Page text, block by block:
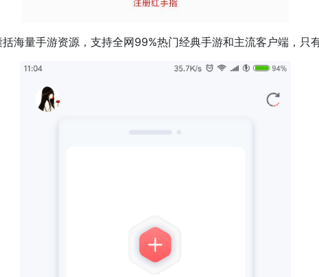
括海量手游资源，支持全网99%热门经典手游和主流客户端，只